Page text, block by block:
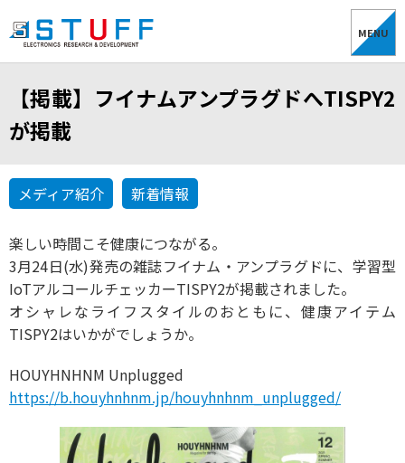
MENU
【掲載】フイナムアンプラグドへTISPY2
が掲載
メディア紹介 新着情報
楽しい時間こそ健康につながる。
3月24日(水)発売の雑誌フイナム・アンプラグドに、学習型
IoTアルコールチェッカーTISPY2が掲載されました。
オシャレなライフスタイルのおともに、健康アイテム
TISPY2はいかがでしょうか。
HOUYHNHNM Unplugged
https://b.houyhnhnm.jp/houyhnhnm_unplugged/